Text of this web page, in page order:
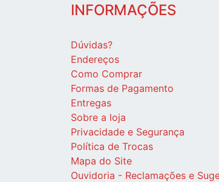
INFORMAÇÕES
Dúvidas?
Endereços
Como Comprar
Formas de Pagamento
Entregas
Sobre a loja
Privacidade e Segurança
Política de Trocas
Mapa do Site
Ouvidoria - Reclamações e